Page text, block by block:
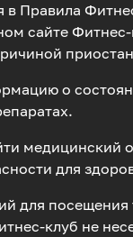
Правила
сайте
о
для
для
клуб не